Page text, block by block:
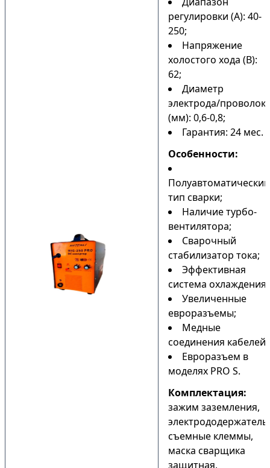
регулировки (А): 40-
250;
Напряжение
холостого хода (В):
62;
Диаметр
электрода/
(мм): 0,6-0,8;
Гарантия: 24 мес.
Особенности:
Полуавтоматический
тип сварки;
Наличие турбо-
вентилятора;
Сварочный
стабилизатор тока;
Эффективная
система охлаждения;
Увеличенные
евроразъемы;
Медные
соединения кабелей;
Евроразъем в
моделях PRO S.
Комплектация:
зажим заземления,
электрододержатель,
съемные клеммы,
маска сварщика
защитная,